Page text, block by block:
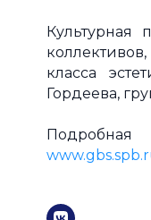
Культурная
класса
Гордеева,
Подробная